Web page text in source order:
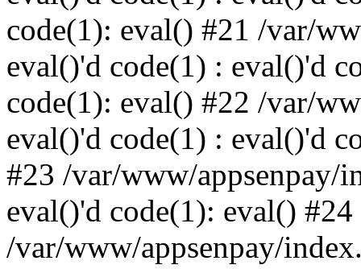
code(1): eval() #21 /var/
eval()'d code(1) : eval()'d
code(1): eval() #22 /var/
eval()'d code(1) : eval()'d
#23 /var/www/appsenpay/
eval()'d code(1): eval() #24
/var/www/appsenpay/